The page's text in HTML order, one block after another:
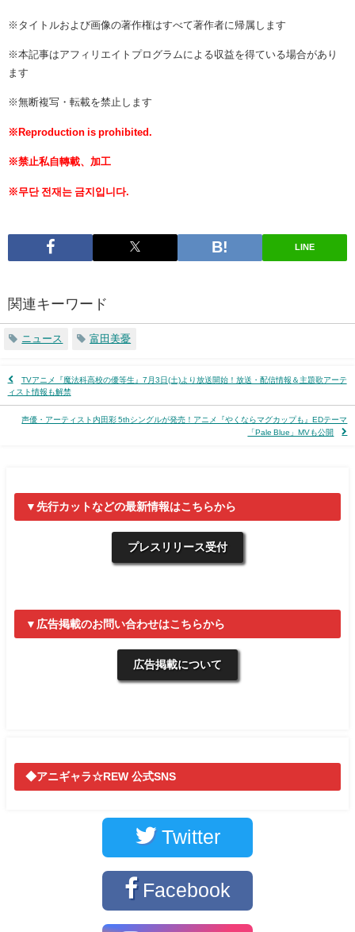
※タイトルおよび画像の著作権はすべて著作者に帰属します
※本記事はアフィリエイトプログラムによる収益を得ている場合があり
ます
※無断複写・転載を禁止します
※Reproduction is prohibited.
※禁止私自轉載、加工
※무단 전재는 금지입니다.
LINE
関連キーワード
ニュース 富田美憂
TVアニメ『魔法科高校の優等生』7月3日(土)より放送開始！放送・配信情報＆主題歌アーテ
ィスト情報も解禁
声優・アーティスト内田彩 5thシングルが発売！アニメ『やくならマグカップも』EDテーマ
「Pale Blue」MVも公開
▼先行カットなどの最新情報はこちらから
プレスリリース受付
▼広告掲載のお問い合わせはこちらから
広告掲載について
◆アニギャラ☆REW 公式SNS
Twitter
Facebook